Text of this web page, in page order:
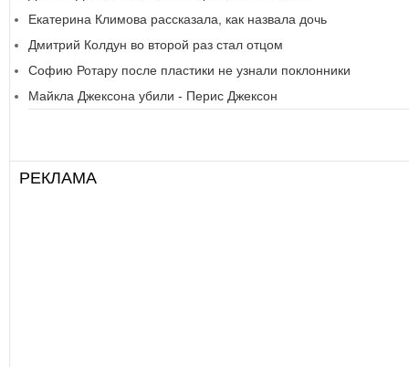
Екатерина Климова рассказала, как назвала дочь
Дмитрий Колдун во второй раз стал отцом
Софию Ротару после пластики не узнали поклонники
Майкла Джексона убили - Перис Джексон
РЕКЛАМА